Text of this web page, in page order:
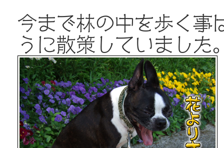
今まで林の中を歩く事
うに散策していました